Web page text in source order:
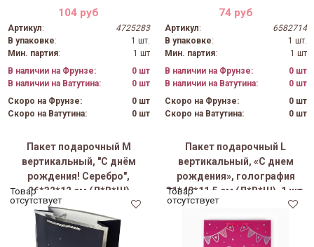
104 руб
Артикул:
4725283
В упаковке:
1 шт.
Мин. партия:
1 шт
В наличии на Фрунзе:
0 шт
В наличии на Ватутина:
0 шт
Скоро на Фрунзе:
0 шт
Скоро на Ватутина:
0 шт
74 руб
Артикул:
6582714
В упаковке:
1 шт.
Мин. партия:
1 шт
В наличии на Фрунзе:
0 шт
В наличии на Ватутина:
0 шт
Скоро на Фрунзе:
0 шт
Скоро на Ватутина:
0 шт
Пакет подарочный M
вертикальный, "С днём
рождения! Серебро",
26*32*12 см (Д*В*Ш)
Товар
отсутствует
Пакет подарочный L
вертикальный, «С днем
рождения», голография
31*40*11.5 см (Д*В*Ш), 1 шт.
Товар
отсутствует